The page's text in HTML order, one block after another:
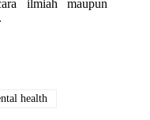
ilmiah maupun
health